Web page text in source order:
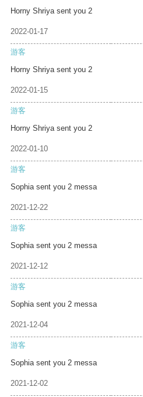
Horny Shriya sent you 2
2022-01-17
游客
Horny Shriya sent you 2
2022-01-15
游客
Horny Shriya sent you 2
2022-01-10
游客
Sophia sent you 2 messa
2021-12-22
游客
Sophia sent you 2 messa
2021-12-12
游客
Sophia sent you 2 messa
2021-12-04
游客
Sophia sent you 2 messa
2021-12-02